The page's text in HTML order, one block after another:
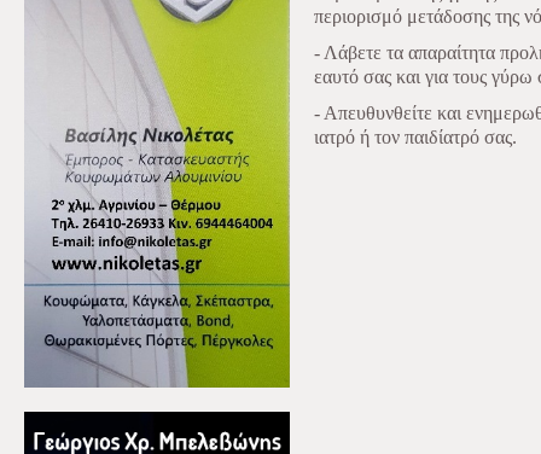
περιορισμό μετάδοσης της
- Λάβετε τα απαραίτητα
εαυτό σας και για τους γύρω
- Απευθυνθείτε και
ιατρό ή τον παιδίατρό σας.